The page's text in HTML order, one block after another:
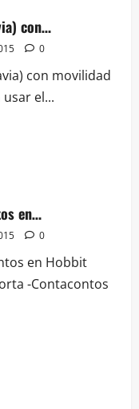
con…
0
con movilidad
el...
en…
0
en Hobbit
-Contacontos